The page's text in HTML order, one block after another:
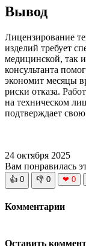
Вывод
Лицензирование
изделий требует
медицинской, так
консультанта
экономит месяцы
риски отказа.
на техническом
подтверждает
24 октября 2025
Вам понравилась
👍 0 👎 0 ❤ 0
Комментарии
Оставить